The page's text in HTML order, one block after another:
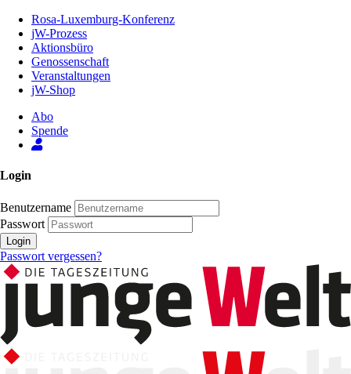
Inhalt
Seite
Rosa-Luxemburg-Konferenz
jW-Prozess
Aktionsbüro
Genossenschaft
Veranstaltungen
jW-Shop
Abo
Spende
Login
Benutzername
Passwort
Login
Passwort vergessen?